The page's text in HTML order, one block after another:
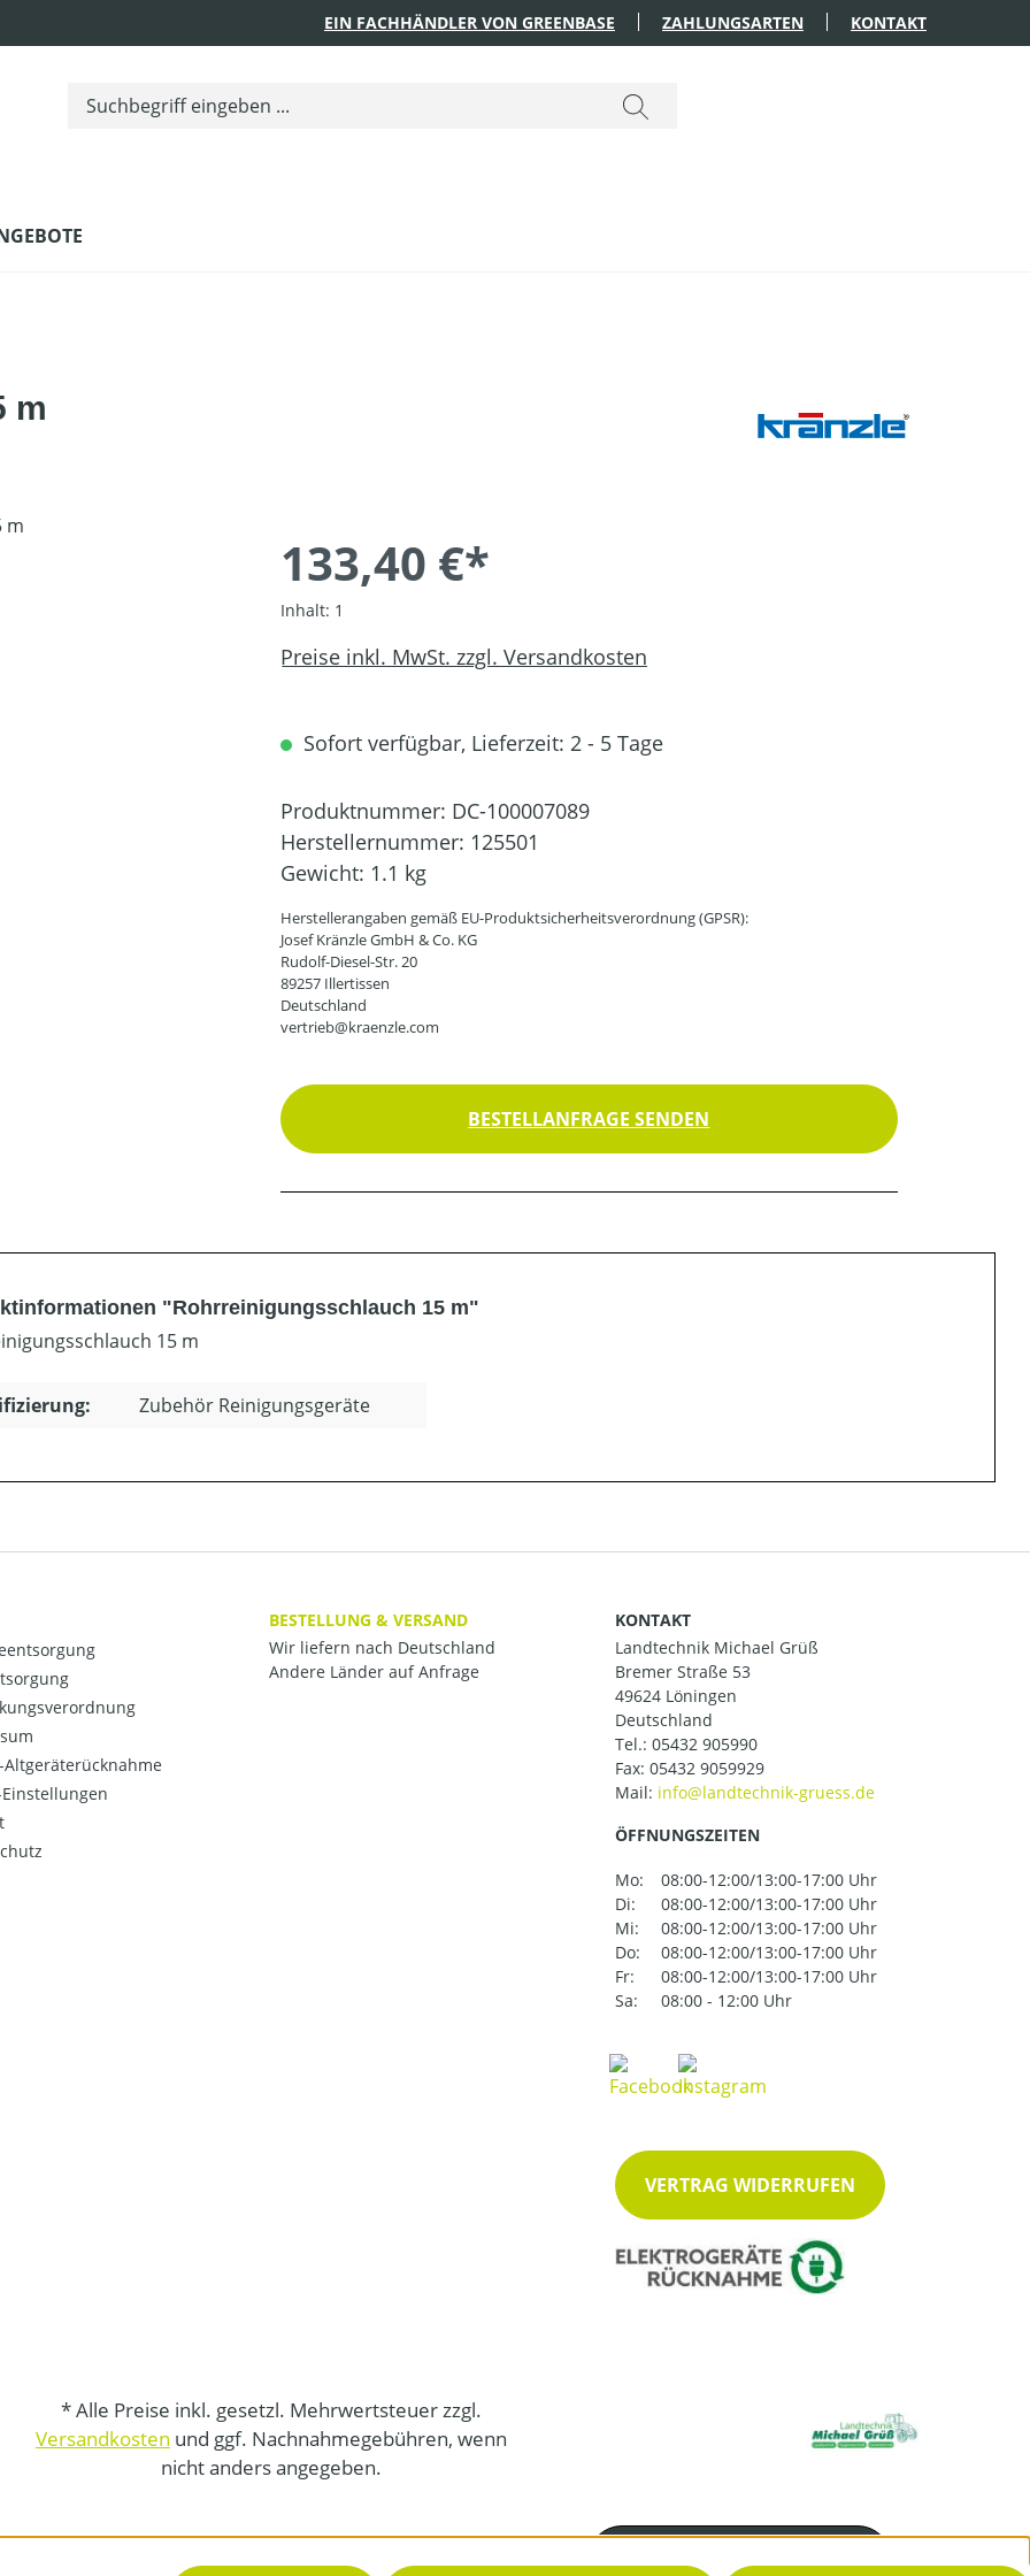
EIN FACHHÄNDLER VON GREENBASE ZAHLUNGSARTEN KONTAKT
m
133,40 €*
Inhalt: 1
Preise inkl. MwSt. zzgl. Versandkosten
Sofort verfügbar, Lieferzeit: 2 - 5 Tage
Produktnummer: DC-100007089
Herstellernummer: 125501
Gewicht: 1.1 kg
Herstellerangaben gemäß EU-Produktsicherheitsverordnung (GPSR):
Josef Kränzle GmbH & Co. KG
Rudolf-Diesel-Str. 20
89257 Illertissen
Deutschland
vertrieb@kraenzle.com
BESTELLANFRAGE SENDEN
"Rohrreinigungsschlauch 15 m"
15 m
Zubehör Reinigungsgeräte
Altgeräterücknahme
Einstellungen
BESTELLUNG & VERSAND
Wir liefern nach Deutschland
Andere Länder auf Anfrage
KONTAKT
Landtechnik Michael Grüß
Bremer Straße 53
49624 Löningen
Deutschland
Tel.: 05432 905990
Fax: 05432 9059929
Mail:
ÖFFNUNGSZEITEN
Mo:
08:00-12:00/13:00-17:00 Uhr
Di:
08:00-12:00/13:00-17:00 Uhr
Mi:
08:00-12:00/13:00-17:00 Uhr
Do:
08:00-12:00/13:00-17:00 Uhr
Fr:
08:00-12:00/13:00-17:00 Uhr
Sa:
08:00 - 12:00 Uhr
VERTRAG WIDERRUFEN
* Alle Preise inkl. gesetzl. Mehrwertsteuer zzgl.
Versandkosten und ggf. Nachnahmegebühren, wenn
nicht anders angegeben.